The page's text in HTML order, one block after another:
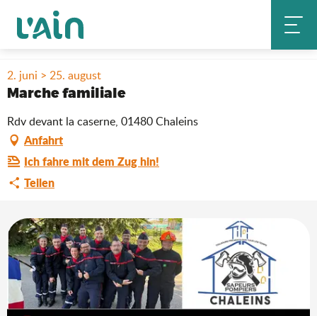
contenu
Startseite
Agenda & Neuheiten
2. juni > 25. august
Marche familiale
Rdv devant la caserne, 01480 Chaleins
Anfahrt
Ich fahre mit dem Zug hin!
Teilen